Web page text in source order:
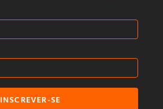
INSCREVER-SE